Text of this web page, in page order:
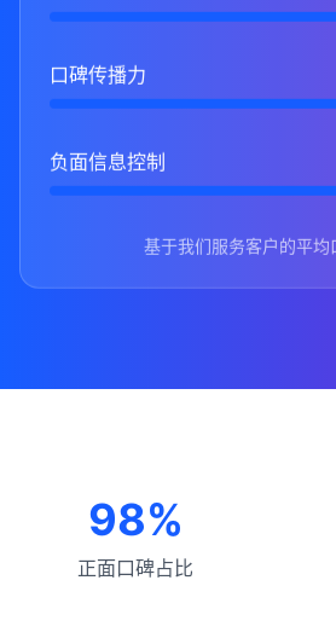
口碑传播力
98%
正面口碑占比